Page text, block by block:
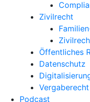
Zivilrecht
Öffentliches
Datenschutz
Vergaberecht
Podcast